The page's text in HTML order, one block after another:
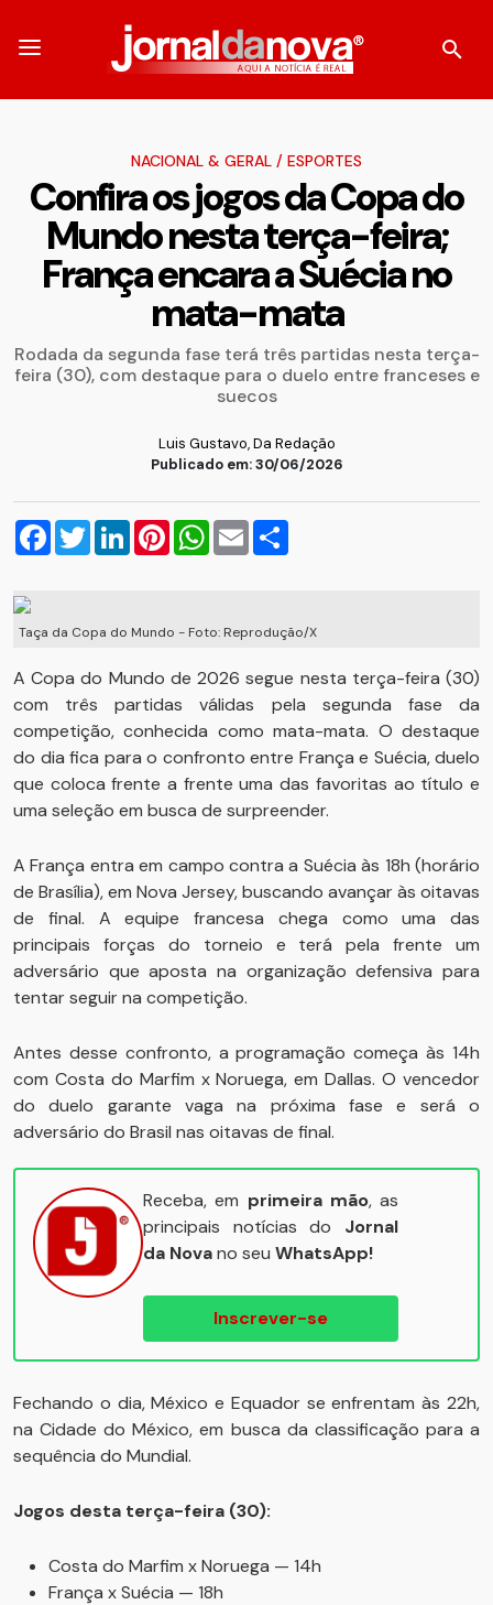
NACIONAL & GERAL / ESPORTES
Confira os jogos da Copa do
Mundo nesta terça-feira;
França encara a Suécia no
mata-mata
Rodada da segunda fase terá três partidas nesta terça-
feira (30), com destaque para o duelo entre franceses e
suecos
Luis Gustavo, Da Redação
Publicado em: 30/06/2026
Facebook
TwitterLinkedInPinterestWhatsApp
Email
Taça da Copa do Mundo - Foto: Reprodução/X
A Copa do Mundo de 2026 segue nesta terça-feira (30)
com três partidas válidas pela segunda fase da
competição, conhecida como mata-mata. O destaque
do dia fica para o confronto entre França e Suécia, duelo
que coloca frente a frente uma das favoritas ao título e
uma seleção em busca de surpreender.
A França entra em campo contra a Suécia às 18h (horário
de Brasília), em Nova Jersey, buscando avançar às oitavas
de final. A equipe francesa chega como uma das
principais forças do torneio e terá pela frente um
adversário que aposta na organização defensiva para
tentar seguir na competição.
Antes desse confronto, a programação começa às 14h
com Costa do Marfim x Noruega, em Dallas. O vencedor
do duelo garante vaga na próxima fase e será o
adversário do Brasil nas oitavas de final.
Receba, em primeira mão, as
principais notícias do Jornal
da Novano seu WhatsApp!
Inscrever-se
Fechando o dia, México e Equador se enfrentam às 22h,
na Cidade do México, em busca da classificação para a
sequência do Mundial.
Jogos desta terça-feira (30):
Costa do Marfim x Noruega — 14h
França x Suécia — 18h